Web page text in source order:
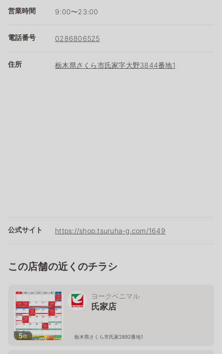
営業時間 9:00〜23:00
電話番号 0286806525
住所 栃木県さくら市氏家字大野3844番地1
公式サイト https://shop.tsuruha-g.com/1649
この店舗の近くのチラシ
5枚
ヨークベニマル
氏家店
栃木県さくら市氏家2892番地1